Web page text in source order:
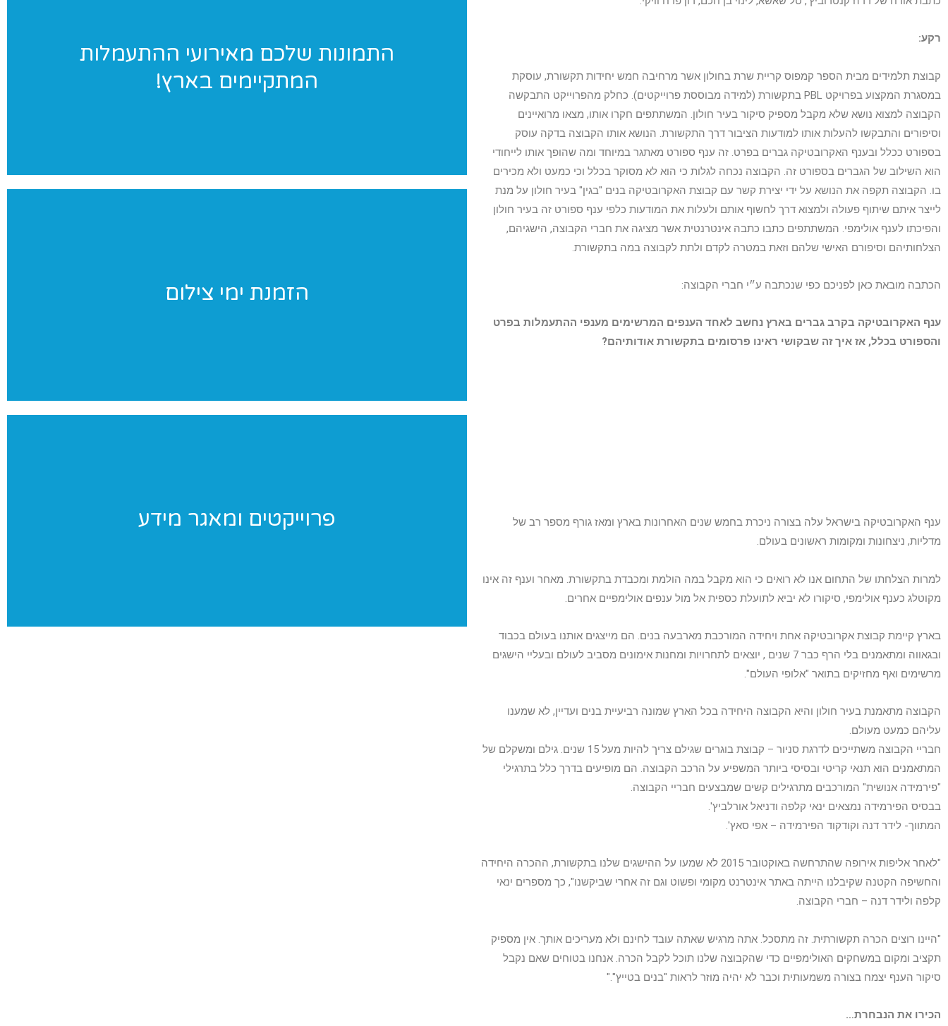
רקע:
קבוצת תלמידים מבית הספר קמפוס קריית שרת בחולון אשר מרחיבה חמש יחידות תקשורת, עוסקת
במסגרת המקצוע בפרויקט PBL בתקשורת (למידה מבוססת פרוייקטים). כחלק מהפרוייקט התבקשה
הקבוצה למצוא נושא שלא מקבל מספיק סיקור בעיר חולון. המשתתפים חקרו אותו, מצאו מרואיינים
וסיפורים והתבקשו להעלות אותו למודעות הציבור דרך התקשורת. הנושא אותו הקבוצה בדקה עוסק
בספורט ככלל ובענף האקרובטיקה גברים בפרט. זה ענף ספורט מאתגר במיוחד ומה שהופך אותו לייחודי
הוא השילוב של הגברים בספורט זה. הקבוצה נכחה לגלות כי הוא לא מסוקר בכלל וכי כמעט ולא מכירים
בו. הקבוצה תקפה את הנושא על ידי יצירת קשר עם קבוצת האקרובטיקה בנים "בגין" בעיר חולון על מנת
לייצר איתם שיתוף פעולה ולמצוא דרך לחשוף אותם ולעלות את המודעות כלפי ענף ספורט זה בעיר חולון
והפיכתו לענף אולימפי. המשתתפים כתבו כתבה אינטרנטית אשר מציגה את חברי הקבוצה, הישגיהם,
הצלחותיהם וסיפורם האישי שלהם וזאת במטרה לקדם ולתת לקבוצה במה בתקשורת.
הכתבה מובאת כאן לפניכם כפי שנכתבה ע״י חברי הקבוצה:
ענף האקרובטיקה בקרב גברים בארץ נחשב לאחד הענפים המרשימים מענפי ההתעמלות בפרט
והספורט בכלל, אז איך זה שבקושי ראינו פרסומים בתקשורת אודותיהם?
ענף האקרובטיקה בישראל עלה בצורה ניכרת בחמש שנים האחרונות בארץ ומאז גורף מספר רב של
מדליות, ניצחונות ומקומות ראשונים בעולם.
למרות הצלחתו של התחום אנו לא רואים כי הוא מקבל במה הולמת ומכבדת בתקשורת. מאחר וענף זה אינו
מקוטלג כענף אולימפי, סיקורו לא יביא לתועלת כספית אל מול ענפים אולימפיים אחרים.
בארץ קיימת קבוצת אקרובטיקה אחת ויחידה המורכבת מארבעה בנים. הם מייצגים אותנו בעולם בכבוד
ובגאווה ומתאמנים בלי הרף כבר 7 שנים , יוצאים לתחרויות ומחנות אימונים מסביב לעולם ובעליי הישגים
מרשימים ואף מחזיקים בתואר "אלופי העולם".
הקבוצה מתאמנת בעיר חולון והיא הקבוצה היחידה בכל הארץ שמונה רביעיית בנים ועדיין, לא שמענו
עליהם כמעט מעולם.
חבריי הקבוצה משתייכים לדרגת סניור – קבוצת בוגרים שגילם צריך להיות מעל 15 שנים. גילם ומשקלם של
המתאמנים הוא תנאי קריטי ובסיסי ביותר המשפיע על הרכב הקבוצה. הם מופיעים בדרך כלל בתרגילי
"פירמידה אנושית" המורכבים מתרגילים קשים שמבצעים חבריי הקבוצה.
בבסיס הפירמידה נמצאים ינאי קלפה ודניאל אורלביץ'.
המתווך- לידר דנה וקודקוד הפירמידה – אפי סאץ'.
"לאחר אליפות אירופה שהתרחשה באוקטובר 2015 לא שמעו על ההישגים שלנו בתקשורת, ההכרה היחידה
והחשיפה הקטנה שקיבלנו הייתה באתר אינטרנט מקומי ופשוט וגם זה אחרי שביקשנו", כך מספרים ינאי
קלפה ולידר דנה – חברי הקבוצה.
"היינו רוצים הכרה תקשורתית. זה מתסכל. אתה מרגיש שאתה עובד לחינם ולא מעריכים אותך. אין מספיק
תקציב ומקום במשחקים האולימפיים כדי שהקבוצה שלנו תוכל לקבל הכרה. אנחנו בטוחים שאם נקבל
סיקור הענף יצמח בצורה משמעותית וכבר לא יהיה מוזר לראות "בנים בטייץ"."
הכירו את הנבחרת…
התמונות שלכם מאירועי ההתעמלות
המתקיימים בארץ!
ג׳ימאניה בתמונות
אנחנו מגיעים לצלם במגוון אירועי התעמלות בארץ. לחצו לאתר הגלריות שלנו
הזמנת ימי צילום
יש לכם תחרות? הופעה? מעוניינים בצילומי סטודיו לנבחרת שלכם? אנחנו נבוא אליכם ליום
פרוייקטים ומאגר מידע
פרוייקטים מיוחדים שאנו מבצעים ומאגר מידע בנושאי התעמלות